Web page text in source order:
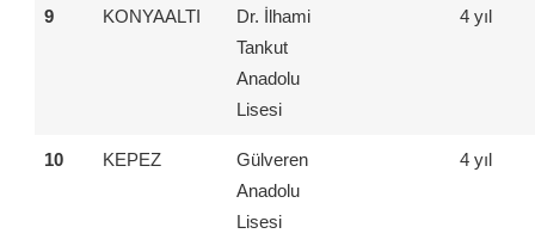
9 KONYAALTI
Dr. İlhami
Tankut
Anadolu
Lisesi
4 yıl
10 KEPEZ
Gülveren
Anadolu
Lisesi
4 yıl